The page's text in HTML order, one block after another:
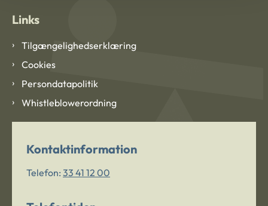
Links
Tilgængelighedserklæring
Cookies
Persondatapolitik
Whistleblowerordning
Kontaktinformation
Telefon: 33 41 12 00